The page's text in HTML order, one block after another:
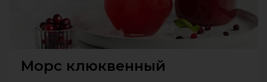
Морс клюквенный